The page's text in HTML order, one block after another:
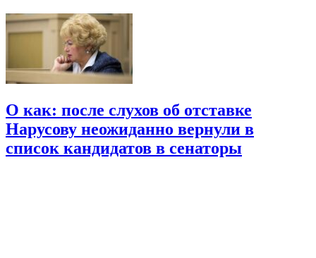
О как: после слухов об отставке
Нарусову неожиданно вернули в
список кандидатов в сенаторы